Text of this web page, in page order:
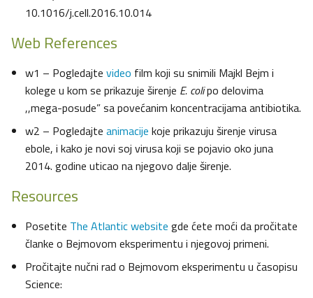
10.1016/j.cell.2016.10.014
Web References
w1 – Pogledajte video film koji su snimili Majkl Bejm i
kolege u kom se prikazuje širenje E. colipo delovima
,,mega-posude” sa povećanim koncentracijama antibiotika.
w2 – Pogledajte animacije koje prikazuju širenje virusa
ebole, i kako je novi soj virusa koji se pojavio oko juna
2014. godine uticao na njegovo dalje širenje.
Resources
Posetite The Atlantic website gde ćete moći da pročitate
članke o Bejmovom eksperimentu i njegovoj primeni.
Pročitajte nučni rad o Bejmovom eksperimentu u časopisu
Science: